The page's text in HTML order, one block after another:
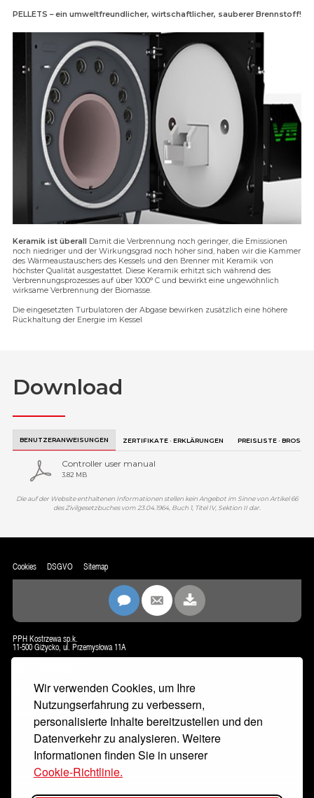
Wir verwenden Cookies, um Ihre
Nutzungserfahrung zu verbessern,
personalisierte Inhalte bereitzustellen und den
Datenverkehr zu analysieren. Weitere
Informationen finden Sie in unserer
Cookie-Richtlinie.
PELLETS – ein umweltfreundlicher, wirtschaftlicher, sauberer Brennstoff!
Keramik ist überall
Damit die Verbrennung noch geringer, die Emissionen
noch niedriger und der Wirkungsgrad noch höher sind, haben wir die Kammer
des Wärmeaustauschers des Kessels und den Brenner mit Keramik von
höchster Qualität ausgestattet. Diese Keramik erhitzt sich während des
Verbrennungsprozesses auf über 1000° C und bewirkt eine ungewöhnlich
wirksame Verbrennung der Biomasse.
Die eingesetzten Turbulatoren der Abgase bewirken zusätzlich eine höhere
Rückhaltung der Energie im Kessel
Download
BENUTZERANWEISUNGEN ZERTIFIKATE · ERKLÄRUNGEN PREISLISTE ·
Controller user manual
3.82 MB
Die auf der Website enthaltenen Informationen stellen kein Angebot im Sinne von Artikel 66
des Zivilgesetzbuches vom 23.04.1964, Buch 1, Titel IV, Sektion II dar.
Cookies DSGVO Sitemap
PPH Kostrzewa sp.k.
11-500 Giżycko, ul. Przemysłowa 11A
KONTAKT